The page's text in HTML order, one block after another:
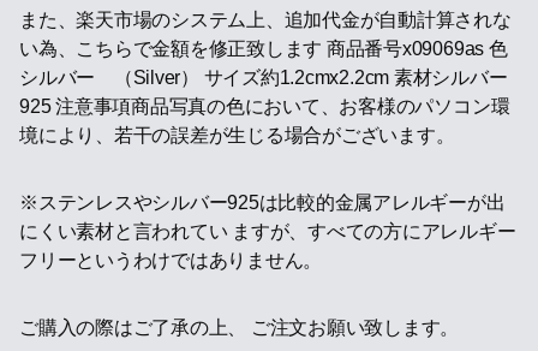
また、楽天市場のシステム上、追加代金が自動計算されな
い為、こちらで金額を修正致します 商品番号x09069as 色
シルバー （Silver） サイズ約1.2cmx2.2cm 素材シルバー
925 注意事項商品写真の色において、お客様のパソコン環
境により、若干の誤差が生じる場合がございます。
※ステンレスやシルバー925は比較的金属アレルギーが出
にくい素材と言われてい ますが、すべての方にアレルギー
フリーというわけではありません。
ご購入の際はご了承の上、 ご注文お願い致します。